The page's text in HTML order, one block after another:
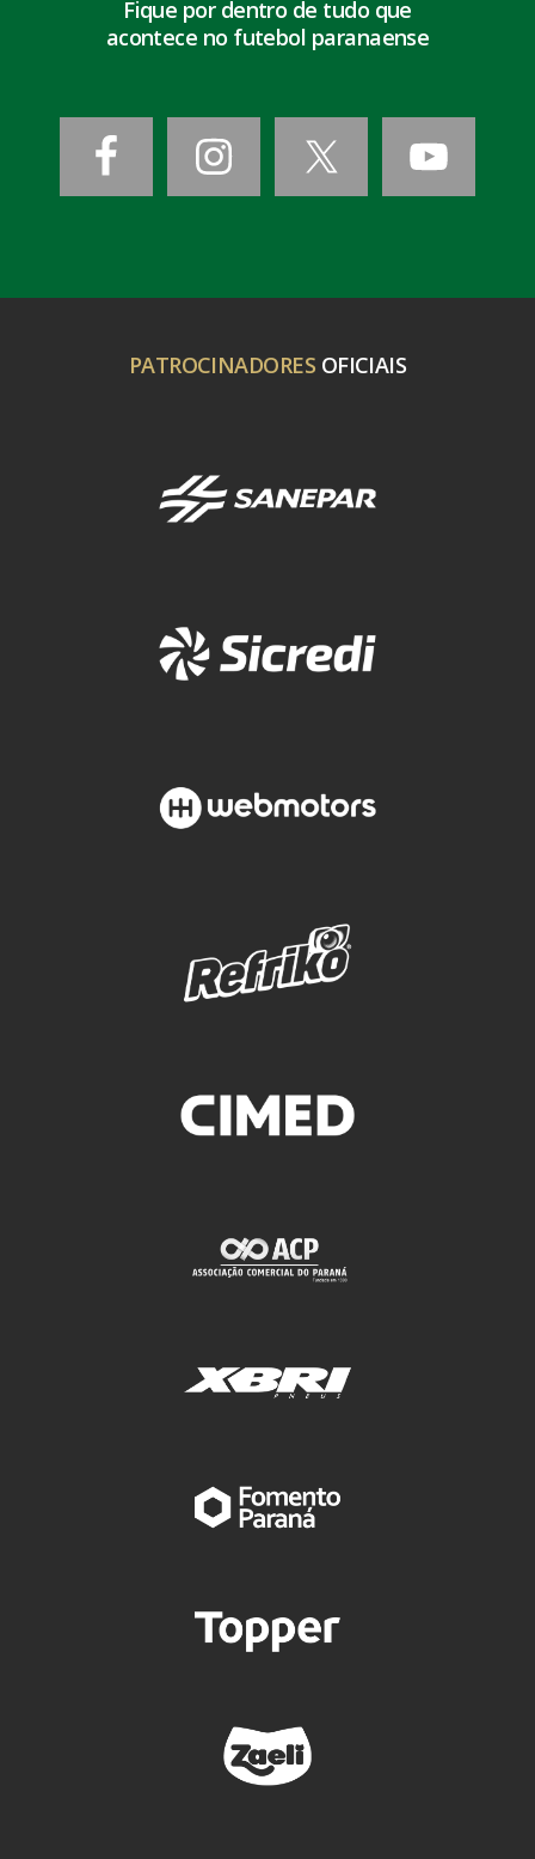
Fique por dentro de tudo que
acontece no futebol paranaense
PATROCINADORES OFICIAIS